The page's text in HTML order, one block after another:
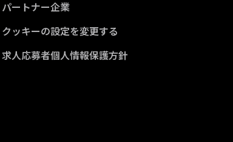
パートナー企業
クッキーの設定を変更する
求人応募者個人情報保護方針